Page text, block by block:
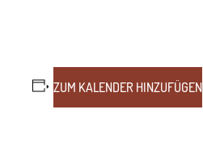
ZUM KALENDER HINZUFÜGEN